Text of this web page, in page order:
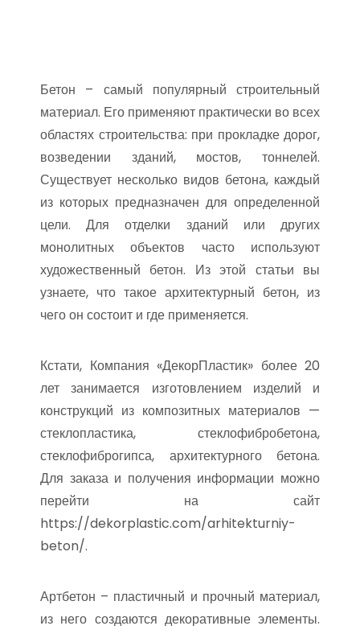
Бетон – самый популярный строительный
материал. Его применяют практически во всех
областях строительства: при прокладке дорог,
возведении зданий, мостов, тоннелей.
Существует несколько видов бетона, каждый
из которых предназначен для определенной
цели. Для отделки зданий или других
монолитных объектов часто используют
художественный бетон. Из этой статьи вы
узнаете, что такое архитектурный бетон, из
чего он состоит и где применяется.
Кстати, Компания «ДекорПластик» более 20
лет занимается изготовлением изделий и
конструкций из композитных материалов —
стеклопластика, стеклофибробетона,
стеклофиброгипса, архитектурного бетона.
Для заказа и получения информации можно
перейти на сайт
https://dekorplastic.com/arhitekturniy-
beton/.
Артбетон – пластичный и прочный материал,
из него создаются декоративные элементы.